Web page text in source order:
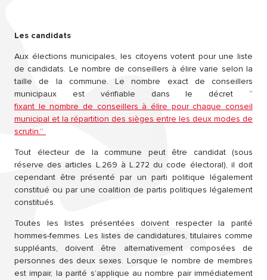
Les candidats
Aux élections municipales, les citoyens votent pour une liste
de candidats. Le nombre de conseillers à élire varie selon la
taille de la commune. Le nombre exact de conseillers
municipaux est vérifiable dans le décret “
fixant le nombre de conseillers à élire pour chaque conseil
municipal et la répartition des sièges entre les deux modes de
scrutin.”
Tout électeur de la commune peut être candidat (sous
réserve des articles L.269 à L.272 du code électoral), il doit
cependant être présenté par un parti politique légalement
constitué ou par une coalition de partis politiques légalement
constitués.
Toutes les listes présentées doivent respecter la parité
hommes-femmes. Les listes de candidatures, titulaires comme
suppléants, doivent être alternativement composées de
personnes des deux sexes. Lorsque le nombre de membres
est impair, la parité s’applique au nombre pair immédiatement